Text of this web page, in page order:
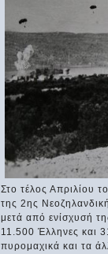
Στο τέλος Απριλίου
της 2ης
μετά από ενίσχυσή
11.500 Έλληνες και
πυρομαχικά και τα